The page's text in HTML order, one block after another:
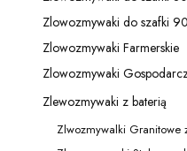
Kategoria -
Kategoria -
Zlowozmywaki do szafki 90
Kategoria -
Zlowozmywaki Farmerskie
Kategoria -
Zlowozmywaki
Kategoria -
Zlewozmywaki z baterią
Kategoria -
Zlwozmywalki Granitowe